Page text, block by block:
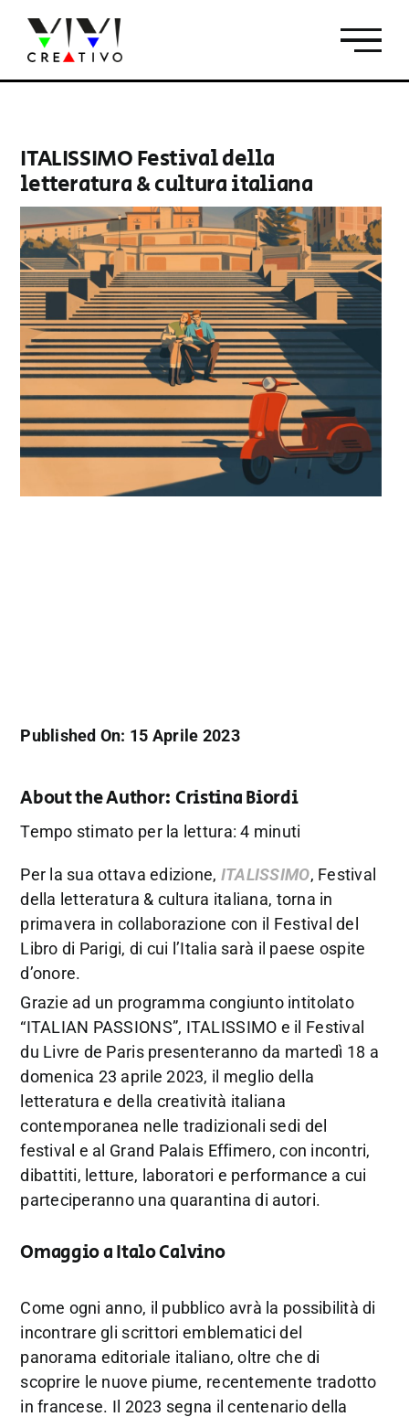
contenuto
ITALISSIMO Festival della
letteratura & cultura italiana
Published On: 15 Aprile 2023
About the Author: Cristina Biordi
Tempo stimato per la lettura: 4 minuti
Per la sua ottava edizione, ITALISSIMO, Festival
della letteratura & cultura italiana, torna in
primavera in collaborazione con il Festival del
Libro di Parigi, di cui l’Italia sarà il paese ospite
d’onore.
Grazie ad un programma congiunto intitolato
“ITALIAN PASSIONS”, ITALISSIMO e il Festival
du Livre de Paris presenteranno da martedì 18 a
domenica 23 aprile 2023, il meglio della
letteratura e della creatività italiana
contemporanea nelle tradizionali sedi del
festival e al Grand Palais Effimero, con incontri,
dibattiti, letture, laboratori e performance a cui
parteciperanno una quarantina di autori.
Omaggio a Italo Calvino
Come ogni anno, il pubblico avrà la possibilità di
incontrare gli scrittori emblematici del
panorama editoriale italiano, oltre che di
scoprire le nuove piume, recentemente tradotto
in francese. Il 2023 segna il centenario della